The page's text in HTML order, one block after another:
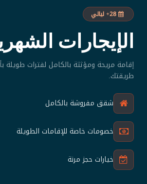
الإيجارات
إقامة مريحة ومؤثثة بالكامل لفترات طويلة
طريقتك.
شقق مفروشة بالكامل
خصومات خاصة للإقامات الطويلة
خيارات حجز مرنة